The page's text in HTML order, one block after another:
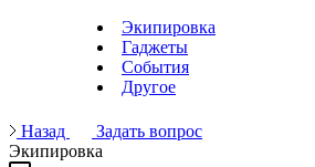
Экипировка
Гаджеты
События
Другое
Назад
Задать вопрос
Экипировка